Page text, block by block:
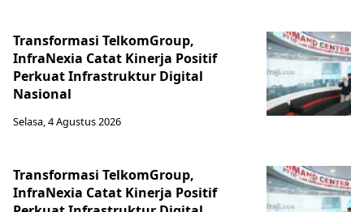
Transformasi TelkomGroup,
InfraNexia Catat Kinerja Positif
Perkuat Infrastruktur Digital
Nasional
Selasa, 4 Agustus 2026
Transformasi TelkomGroup,
InfraNexia Catat Kinerja Positif